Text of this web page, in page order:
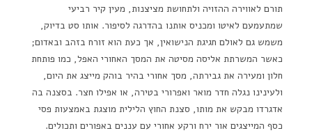
תורם לאווירה ההזויה ולתחושת מציצנות, מעין קיר רביעי
שמתעמעם לאיטו ומכניס אותנו בהדרגה לסיפור. אותו סט בדיוק,
משמש גם לאולם חגיגת הנישואין, אך כעת הוא זורח בזהב ובאדום;
כאשר המשרתת אליסה מסיטה את המסך האחורי האפל, כמו פותחת
חלון ומעירה את גבירתה, מסך אחורי בהיר בוהק מייצג את היום,
ולעינינו נגלה חדר מואר ואפרורי בטירה, או אפילו חצר. בסצנה בה
אדגרדו מבקש את מותו, סצנת החוץ הלילית מוצגת באמצעות פסי
כסף המייצגים אור ירח ורקע אחורי עם עננים באפורים ותכולים.